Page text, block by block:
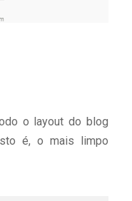
o layout do blog
é, o mais limpo